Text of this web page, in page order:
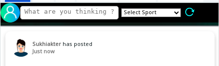
Sukhiakter has posted
Just now